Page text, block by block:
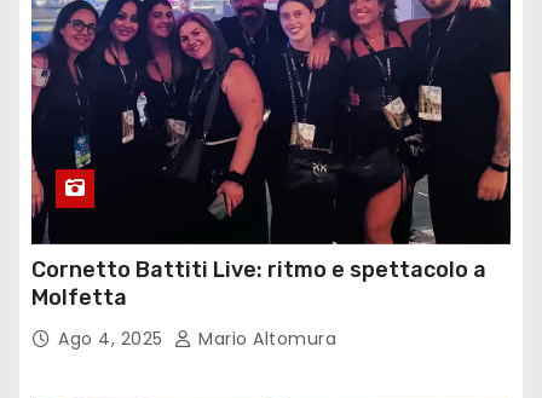
Cornetto Battiti Live: ritmo e spettacolo a
Molfetta
Ago 4, 2025 Mario Altomura